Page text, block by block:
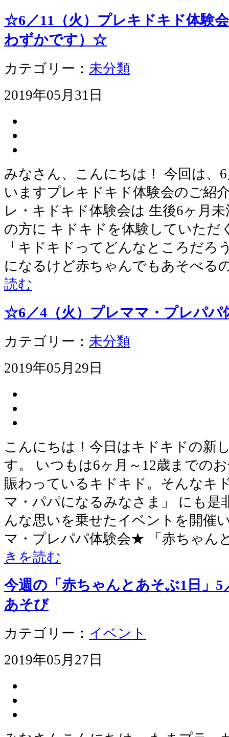
☆6／11（火）プレキドキド体験
わずかです）☆
カテゴリー： 未分類
2019年05月31日
みなさん、こんにちは！ 今回は、
いますプレキドキド体験会のご紹
レ・キドキド体験会は 生後6ヶ月
の方に キドキドを体験していただ
「キドキドってどんなところだろ
になるけど赤ちゃんでもあそべる
読む
☆6／4（火）プレママ・プレパ
カテゴリー： 未分類
2019年05月29日
こんにちは！今日はキドキドの新
す。 いつもは6ヶ月～12歳までの
賑わっているキドキド。そんなキ
マ・パパになるみなさま」 にも是
んな思いを乗せたイベントを開催
マ・プレパパ体験会★ 「赤ちゃん
きを読む
今週の「赤ちゃんとあそぶ1日」5
あそび
カテゴリー： イベント
2019年05月27日